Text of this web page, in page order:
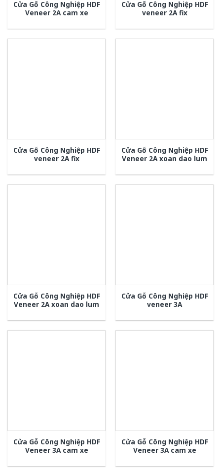
Cửa Gỗ Công Nghiệp HDF
Veneer 2A cam xe
Cửa Gỗ Công Nghiệp HDF
veneer 2A fix
Cửa Gỗ Công Nghiệp HDF
veneer 2A fix
Cửa Gỗ Công Nghiệp HDF
Veneer 2A xoan dao lum
Cửa Gỗ Công Nghiệp HDF
Veneer 2A xoan dao lum
Cửa Gỗ Công Nghiệp HDF
veneer 3A
Cửa Gỗ Công Nghiệp HDF
Veneer 3A cam xe
Cửa Gỗ Công Nghiệp HDF
Veneer 3A cam xe